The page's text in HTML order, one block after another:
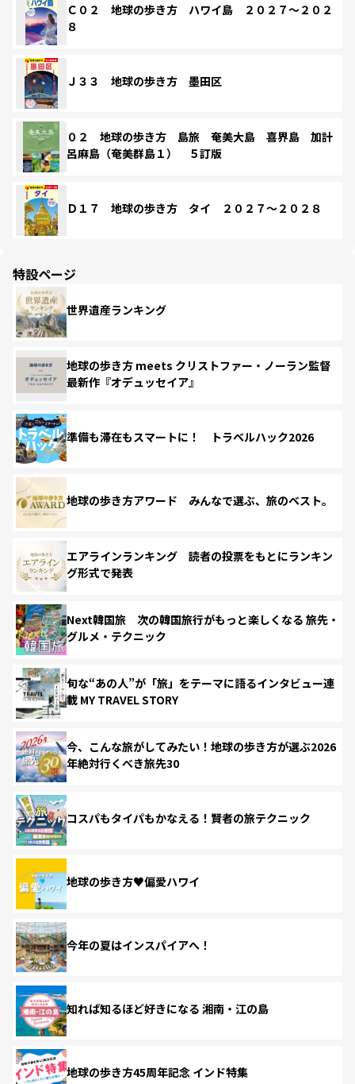
Ｃ０２ 地球の歩き方 ハワイ島 ２０２７～２０２
８
Ｊ３３ 地球の歩き方 墨田区
０２ 地球の歩き方 島旅 奄美大島 喜界島 加計
呂麻島（奄美群島１） ５訂版
Ｄ１７ 地球の歩き方 タイ ２０２７～２０２８
特設ページ
世界遺産ランキング
地球の歩き方 meets クリストファー・ノーラン監督
最新作『オデュッセイア』
準備も滞在もスマートに！ トラベルハック2026
地球の歩き方アワード みんなで選ぶ、旅のベスト。
エアラインランキング 読者の投票をもとにランキン
グ形式で発表
Next韓国旅 次の韓国旅行がもっと楽しくなる 旅先・
グルメ・テクニック
旬な“あの人”が「旅」をテーマに語るインタビュー連
載 MY TRAVEL STORY
今、こんな旅がしてみたい！地球の歩き方が選ぶ2026
年絶対行くべき旅先30
コスパもタイパもかなえる！賢者の旅テクニック
地球の歩き方♥偏愛ハワイ
今年の夏はインスパイアへ！
知れば知るほど好きになる 湘南・江の島
地球の歩き方45周年記念 インド特集